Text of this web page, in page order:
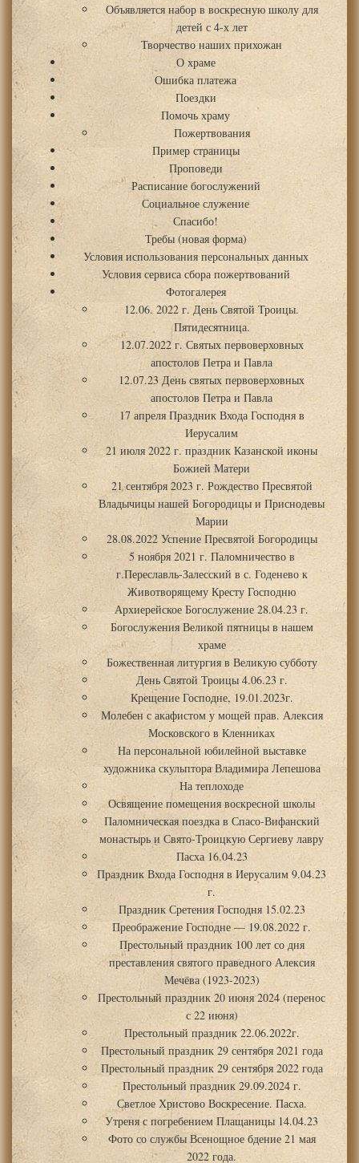
Объявляется набор в воскресную школу для
детей с 4-х лет
Творчество наших прихожан
О храме
Ошибка платежа
Поездки
Помочь храму
Пожертвования
Пример страницы
Проповеди
Расписание богослужений
Социальное служение
Спасибо!
Требы (новая форма)
Условия использования персональных данных
Условия сервиса сбора пожертвований
Фотогалерея
12.06. 2022 г. День Святой Троицы.
Пятидесятница.
12.07.2022 г. Святых первоверховных
апостолов Петра и Павла
12.07.23 День святых первоверховных
апостолов Петра и Павла
17 апреля Праздник Входа Господня в
Иерусалим
21 июля 2022 г. праздник Казанской иконы
Божией Матери
21 сентября 2023 г. Рождество Пресвятой
Владычицы нашей Богородицы и Приснодевы
Марии
28.08.2022 Успение Пресвятой Богородицы
5 ноября 2021 г. Паломничество в
г.Переславль-Залесский в с. Годенево к
Животворящему Кресту Господню
Архиерейское Богослужение 28.04.23 г.
Богослужения Великой пятницы в нашем
храме
Божественная литургия в Великую субботу
День Святой Троицы 4.06.23 г.
Крещение Господне, 19.01.2023г.
Молебен с акафистом у мощей прав. Алексия
Московского в Кленниках
На персональной юбилейной выставке
художника скульптора Владимира Лепешова
На теплоходе
Освящение помещения воскресной школы
Паломническая поездка в Спасо-Вифанский
монастырь и Свято-Троицкую Сергиеву лавру
Пасха 16.04.23
Праздник Входа Господня в Иерусалим 9.04.23
г.
Праздник Сретения Господня 15.02.23
Преображение Господне — 19.08.2022 г.
Престольный праздник 100 лет со дня
преставления святого праведного Алексия
Мечёва (1923-2023)
Престольный праздник 20 июня 2024 (перенос
с 22 июня)
Престольный праздник 22.06.2022г.
Престольный праздник 29 сентября 2021 года
Престольный праздник 29 сентября 2022 года
Престольный праздник 29.09.2024 г.
Светлое Христово Воскресение. Пасха.
Утреня с погребением Плащаницы 14.04.23
Фото со службы Всенощное бдение 21 мая
2022 года.